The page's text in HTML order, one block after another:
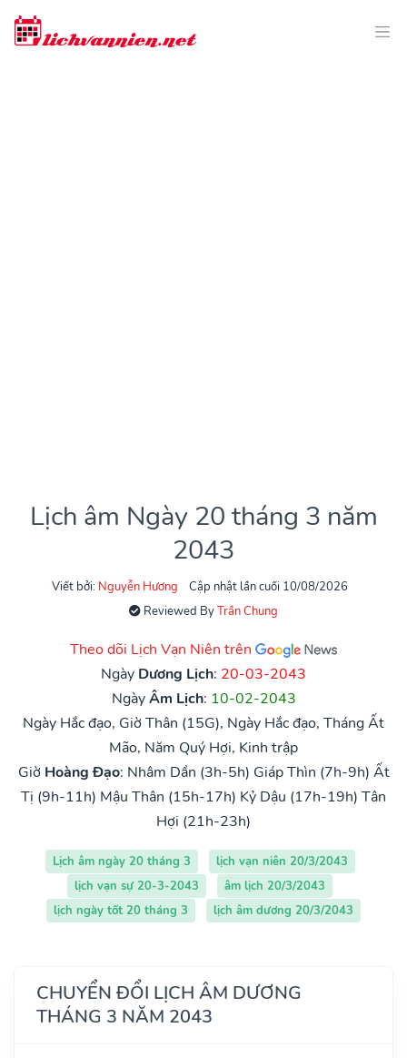
Lịch âm Ngày 20 tháng 3 năm
2043
Viết bởi: Nguyễn Hương
Cập nhật lần cuối 10/08/2026
Reviewed ByTrần Chung
Theo dõi Lịch Vạn Niên trên
Ngày Dương Lịch: 20-03-2043
NgàyÂm Lịch: 10-02-2043
Ngày Hắc đạo, Giờ Thân (15G), Ngày Hắc đạo, Tháng Ất
Mão, Năm Quý Hợi, Kinh trập
Giờ Hoàng Đạo: Nhâm Dần (3h-5h) Giáp Thìn (7h-9h) Ất
Tị (9h-11h) Mậu Thân (15h-17h) Kỷ Dậu (17h-19h) Tân
Hợi (21h-23h)
Lịch âm ngày 20 tháng 3
lịch vạn niên 20/3/2043
lịch vạn sự 20-3-2043
âm lịch 20/3/2043
lịch ngày tốt 20 tháng 3
lịch âm dương 20/3/2043
CHUYỂN ĐỔI LỊCH ÂM DƯƠNG
THÁNG 3 NĂM 2043